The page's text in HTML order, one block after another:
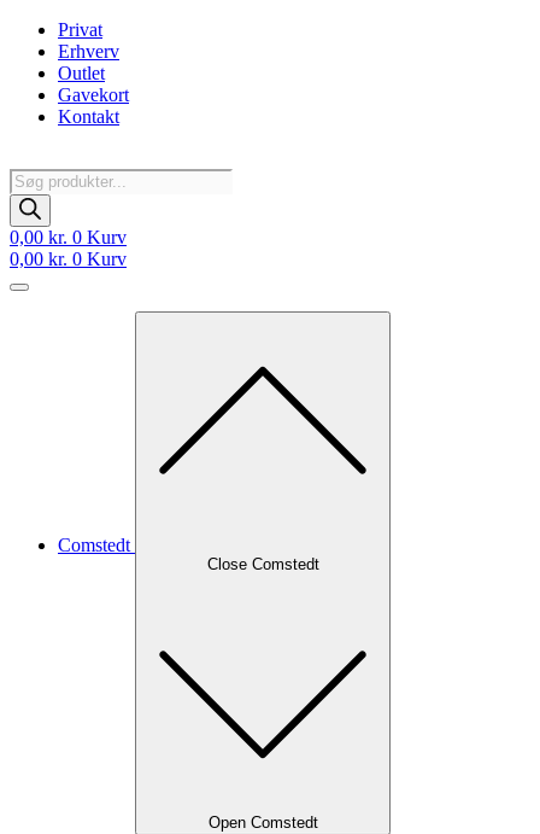
Videre
indhold
Privat
Erhverv
Outlet
Gavekort
Kontakt
Products
search
0,00 kr. 0 Kurv
0,00 kr. 0 Kurv
Comstedt
Close Comstedt
Open Comstedt